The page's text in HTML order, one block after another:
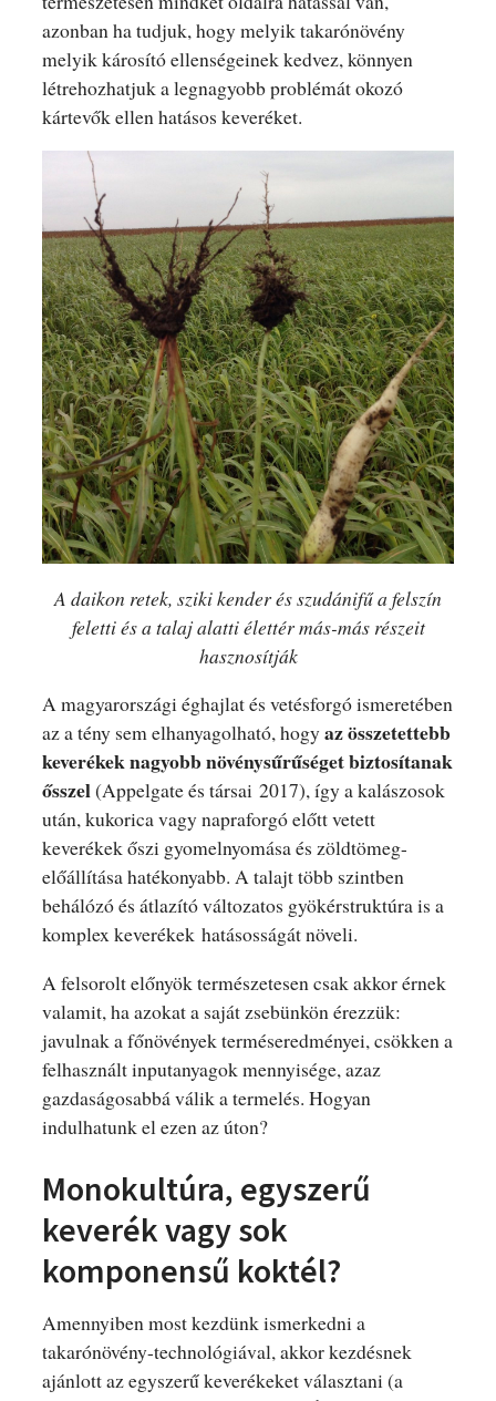
azonban ha tudjuk, hogy melyik takarónövény
melyik károsító ellenségeinek kedvez, könnyen
létrehozhatjuk a legnagyobb problémát okozó
kártevők ellen hatásos keveréket.
A daikon retek, sziki kender és szudánifű a felszín
feletti és a talaj alatti élettér más-más részeit
hasznosítják
A magyarországi éghajlat és vetésforgó ismeretében
az a tény sem elhanyagolható, hogyaz összetettebb
keverékek nagyobb növénysűrűséget biztosítanak
ősszel(Appelgate és társai 2017), így a kalászosok
után, kukorica vagy napraforgó előtt vetett
keverékek őszi gyomelnyomása és zöldtömeg-
előállítása hatékonyabb. A talajt több szintben
behálózó és átlazító változatos gyökérstruktúra is a
komplex keverékek hatásosságát növeli.
A felsorolt előnyök természetesen csak akkor érnek
valamit, ha azokat a saját zsebünkön érezzük:
javulnak a főnövények terméseredményei, csökken a
felhasznált inputanyagok mennyisége, azaz
gazdaságosabbá válik a termelés. Hogyan
indulhatunk el ezen az úton?
Monokultúra, egyszerű
keverék vagy sok
komponensű koktél?
Amennyiben most kezdünk ismerkedni a
takarónövény-technológiával, akkor kezdésnek
ajánlott az egyszerű keverékeket választani (a